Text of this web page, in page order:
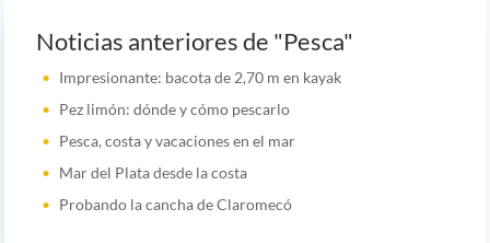
Noticias anteriores de "Pesca"
Impresionante: bacota de 2,70 m en kayak
Pez limón: dónde y cómo pescarlo
Pesca, costa y vacaciones en el mar
Mar del Plata desde la costa
Probando la cancha de Claromecó